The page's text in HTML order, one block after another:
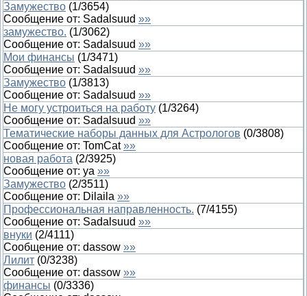
Замужество (1/3654)
Сообщение от: Sadalsuud »»
замужество. (1/3062)
Сообщение от: Sadalsuud »»
Мои финансы (1/3471)
Сообщение от: Sadalsuud »»
Замужество (1/3813)
Сообщение от: Sadalsuud »»
Не могу устроиться на работу (1/3264)
Сообщение от: Sadalsuud »»
Тематические наборы данных для Астрологов (0/3808)
Сообщение от: TomCat »»
новая работа (2/3925)
Сообщение от: ya »»
Замужество (2/3511)
Сообщение от: Dilaila »»
Профессиональная направленность. (7/4155)
Сообщение от: Sadalsuud »»
внуки (2/4111)
Сообщение от: dassow »»
Лилит (0/3238)
Сообщение от: dassow »»
финансы (0/3336)